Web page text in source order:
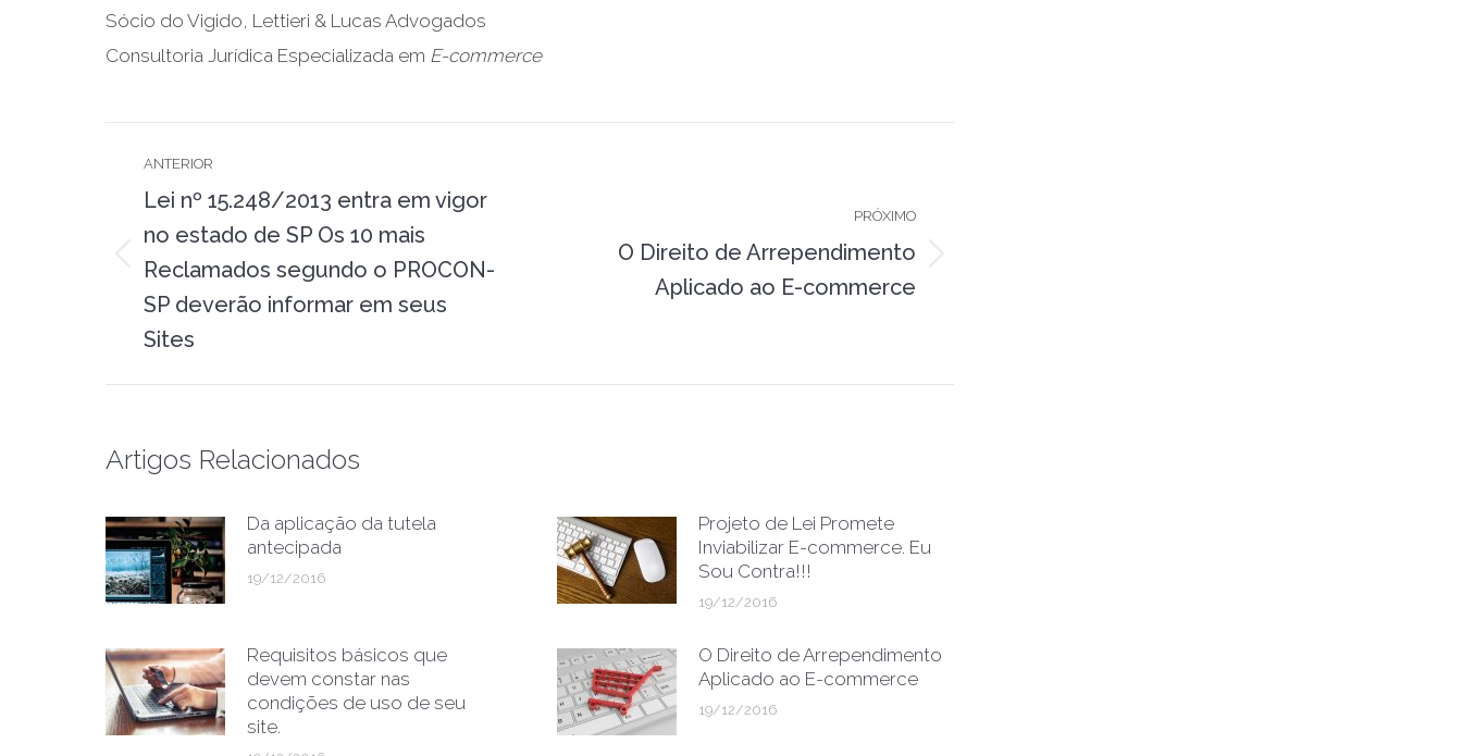
Sócio do Vigido, Lettieri & Lucas Advogados
Consultoria Jurídica Especializada em E-commerce
de
post:
ANTERIOR
Post
Lei nº 15.248/2013 entra em vigor
no estado de SP Os 10 mais
Reclamados segundo o PROCON-
SP deverão informar em seus
Sites
PRÓXIMO
PróximoO Direito de Arrependimento
Aplicado ao E-commerce
Artigos Relacionados
Da aplicação da tutela
antecipada
19/12/2016
Projeto de Lei Promete
Inviabilizar E-commerce. Eu
Sou Contra!!!
19/12/2016
Requisitos básicos que
devem constar nas
condições de uso de seu
site.
O Direito de Arrependimento
Aplicado ao E-commerce
19/12/2016